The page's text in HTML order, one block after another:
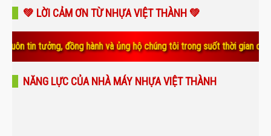
💚 LỜI CẢM ƠN TỪ NHỰA VIỆT THÀNH 💚
hành và ủng hộ chúng tôi trong suốt thời gian qua. Sự tin yêu
NĂNG LỰC CỦA NHÀ MÁY NHỰA VIỆT THÀNH